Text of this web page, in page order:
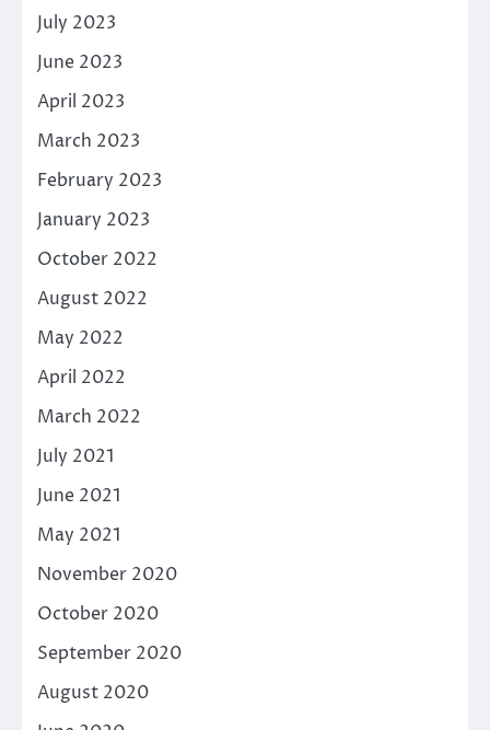
July 2023
June 2023
April 2023
March 2023
February 2023
January 2023
October 2022
August 2022
May 2022
April 2022
March 2022
July 2021
June 2021
May 2021
November 2020
October 2020
September 2020
August 2020